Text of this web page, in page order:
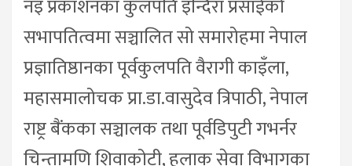
नइ प्रकाशनका कुलपति इन्दिरा प्रसाईको
सभापतित्वमा सञ्चालित सो समारोहमा नेपाल
प्रज्ञातिष्ठानका पूर्वकुलपति वैरागी काइँला,
महासमालोचक प्रा.डा.वासुदेव त्रिपाठी, नेपाल
राष्ट्र बैंकका सञ्चालक तथा पूर्वडिपुटी गभर्नर